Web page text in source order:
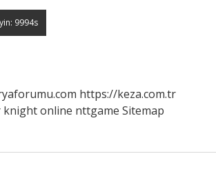
https://keza.com.tr
knight online nttgame Sitemap